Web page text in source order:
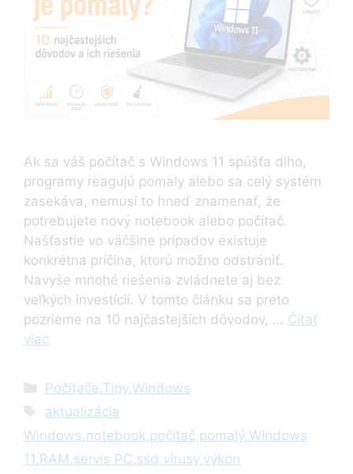
Ak sa váš počítač s Windows 11 spúšťa dlho,
programy reagujú pomaly alebo sa celý systém
zasekáva, nemusí to hneď znamenať, že
potrebujete nový notebook alebo počítač.
Našťastie vo väčšine prípadov existuje
konkrétna príčina, ktorú možno odstrániť.
Navyše mnohé riešenia zvládnete aj bez
veľkých investícií. V tomto článku sa preto
pozrieme na 10 najčastejších dôvodov, … Čítať
viac
Kategórie
Počítače,Tipy,Windows
Značky
aktualizácia
Windows,notebook,počítač,pomalý Windows
11 , RAM ,servis PC,ssd ,vírusy,výkon